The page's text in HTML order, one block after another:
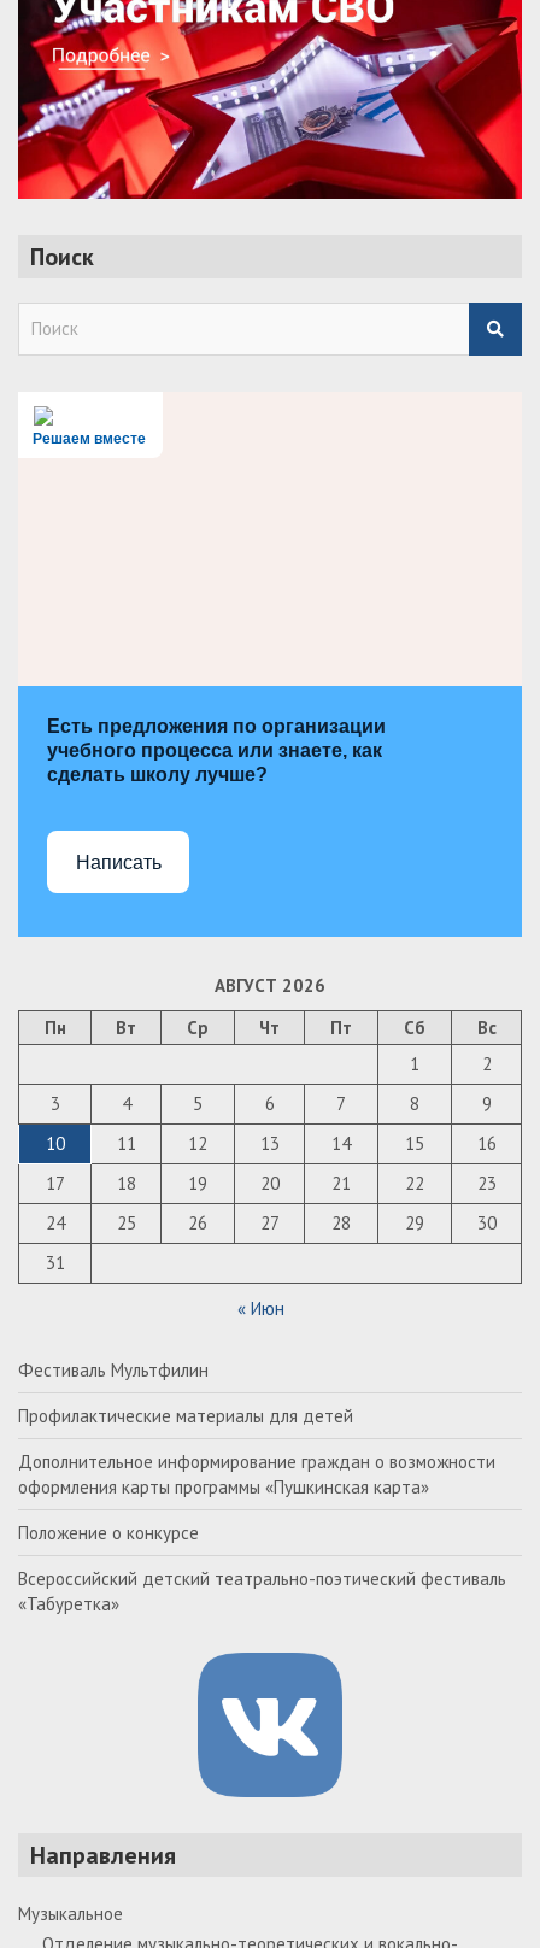
Поиск
Решаем вместе
Есть предложения по организации
учебного процесса или знаете, как
сделать школу лучше?
Написать
АВГУСТ 2026
Пн
Вт Ср Чт Пт Сб
Вс
1
2
3
4 5 6 7 8
9
10
11 12 13 14 15
16
17
18 19 20 21 22
23
24
25 26 27 28 29
30
31
« Июн
Фестиваль Мультфилин
Профилактические материалы для детей
Дополнительное информирование граждан о возможности
оформления карты программы «Пушкинская карта»
Положение о конкурсе
Всероссийский детский театрально-поэтический фестиваль
«Табуретка»
Направления
Музыкальное